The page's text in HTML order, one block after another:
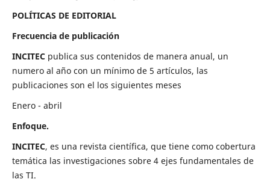
POLÍTICAS DE EDITORIAL
Frecuencia de publicación
INCITECpublica sus contenidos de manera anual, un
numero al año con un mínimo de 5 artículos, las
publicaciones son el los siguientes meses
Enero - abril
Enfoque.
INCITEC, es una revista científica, que tiene como cobertura
temática las investigaciones sobre 4 ejes fundamentales de
las TI.